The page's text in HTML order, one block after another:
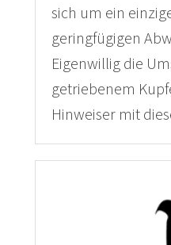
sich um ein
geringfügigen
Eigenwillig die
getriebenem
Hinweiser mit